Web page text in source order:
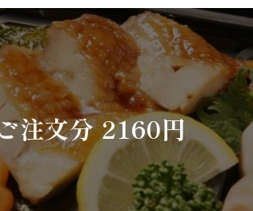
注文分 2160円予算で選ぶ